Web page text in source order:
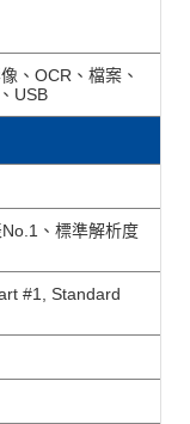
、OCR、檔案、
USB
、標準解析度
#1, Standard